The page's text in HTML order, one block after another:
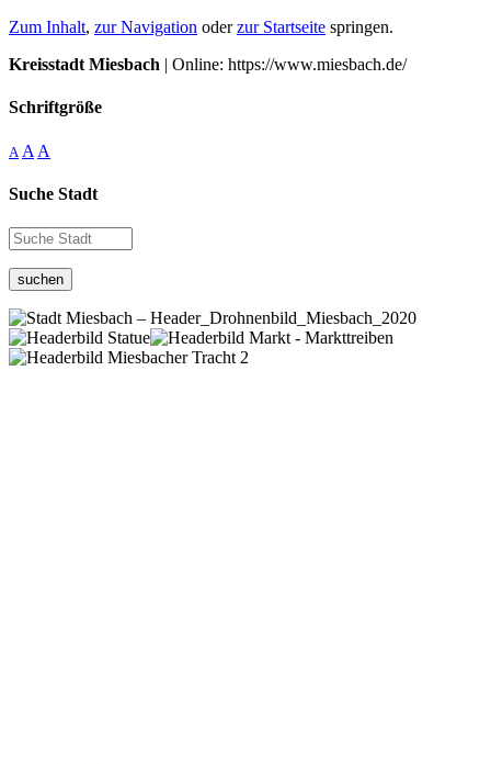
Zum Inhalt, zur Navigation oderzur Startseite springen.
Kreisstadt Miesbach | Online: https://www.miesbach.de/
Schriftgröße
A A A
Suche Stadt
suchen